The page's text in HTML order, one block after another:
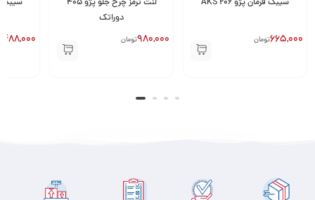
لنت ترمز چرخ جلو پژو ۴۰۵
980,000تومان
سیبک فرمان پراید لاهیجان
(2عدد)
1,488,000تومان
کمک فنر